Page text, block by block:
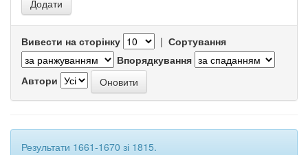
Вивести на сторінку | Сортування
Впорядкування
Автори
Результати 1661-1670 зі 1815.